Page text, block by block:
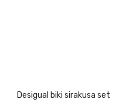
Desigual biki sirakusa set